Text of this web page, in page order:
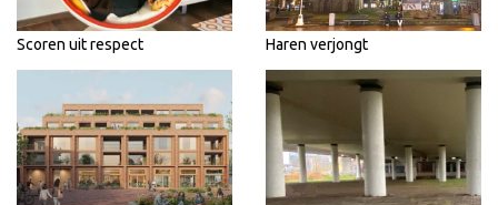
Scoren uit respect Haren verjongt